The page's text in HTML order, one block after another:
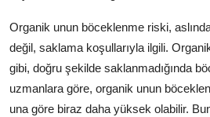
Organik unun böceklenme riski,
değil, saklama koşullarıyla ilgili.
gibi, doğru şekilde saklanmadığında
uzmanlara göre, organik unun
una göre biraz daha yüksek olabilir.